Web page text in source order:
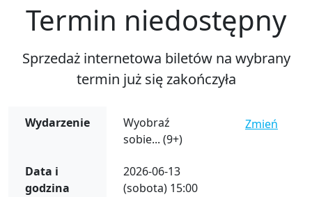
Termin niedostępny
Sprzedaż internetowa biletów na wybrany
termin już się zakończyła
Wydarzenie
Wyobraź
sobie... (9+)
Zmień
Data i
godzina
2026-06-13
(sobota) 15:00